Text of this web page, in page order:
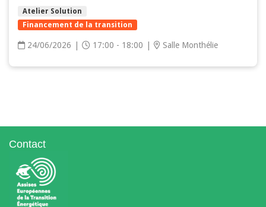
Atelier Solution
Financement de la transition
24/06/2026 17:00 - 18:00 Salle Monthélie
Contact